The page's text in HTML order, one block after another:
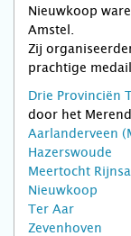
Nieuwkoop
Amstel.
Zij
prachtige
Drie Provinciën
door het
Aarlanderveen
Hazerswoude
Meertocht
Nieuwkoop
Ter Aar
Zevenhoven